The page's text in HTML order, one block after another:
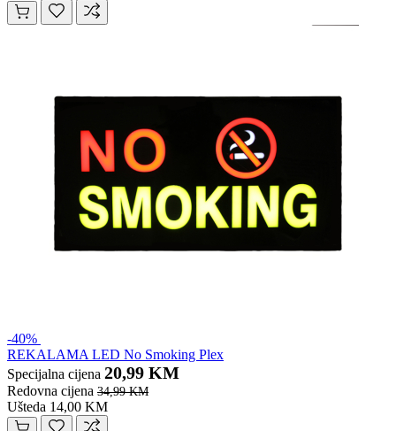
-40%
REKALAMA LED No Smoking Plex
Specijalna cijena 20,99 KM
Redovna cijena 34,99 KM
Ušteda 14,00 KM